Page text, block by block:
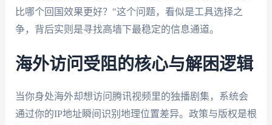
比哪个回国效果更好？"这个问题，看似是工具选择之
争，背后实则是寻找高墙下最稳定的信息通道。
海外访问受阻的核心与解困逻辑
当你身处海外却想访问腾讯视频里的独播剧集，系统会
通过你的IP地址瞬间识别地理位置差异。政策与版权是根